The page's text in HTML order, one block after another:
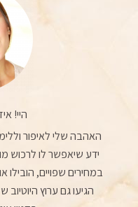
היי!
האהבה שלי לאיפור
ידע שיאפשר לו לרכוש
במחירים שפויים, הובילו
הגיעו גם ערוץ